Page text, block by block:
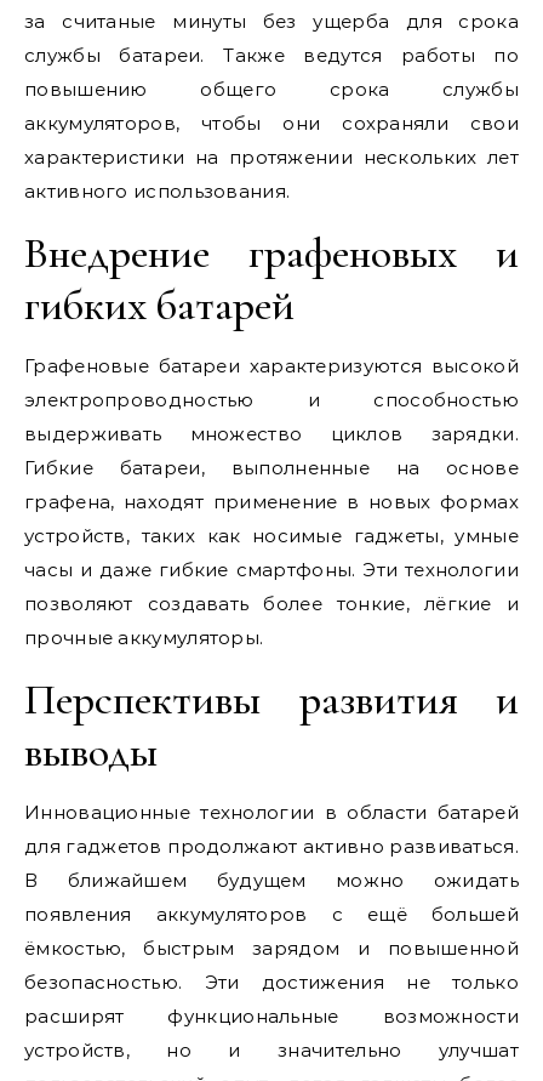
за считаные минуты без ущерба для срока
службы батареи. Также ведутся работы по
повышению общего срока службы
аккумуляторов, чтобы они сохраняли свои
характеристики на протяжении нескольких лет
активного использования.
Внедрение графеновых и
гибких батарей
Графеновые батареи характеризуются высокой
электропроводностью и способностью
выдерживать множество циклов зарядки.
Гибкие батареи, выполненные на основе
графена, находят применение в новых формах
устройств, таких как носимые гаджеты, умные
часы и даже гибкие смартфоны. Эти технологии
позволяют создавать более тонкие, лёгкие и
прочные аккумуляторы.
Перспективы развития и
выводы
Инновационные технологии в области батарей
для гаджетов продолжают активно развиваться.
В ближайшем будущем можно ожидать
появления аккумуляторов с ещё большей
ёмкостью, быстрым зарядом и повышенной
безопасностью. Эти достижения не только
расширят функциональные возможности
устройств, но и значительно улучшат